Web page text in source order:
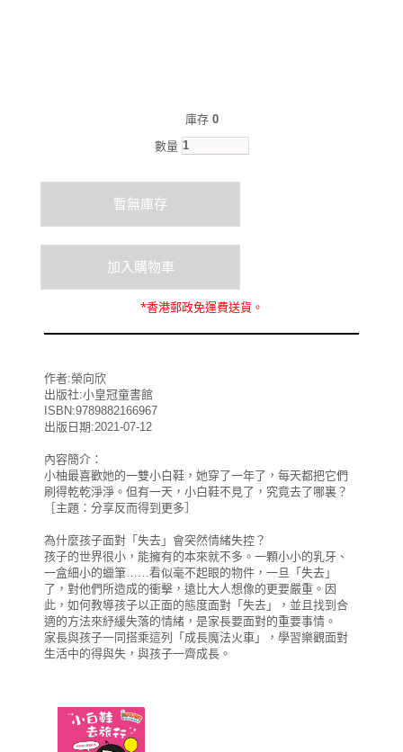
庫存 0
數量
*香港郵政免運費送貨。
作者:榮向欣
出版社:小皇冠童書館
ISBN:9789882166967
出版日期:2021-07-12
內容簡介：
小柚最喜歡她的一雙小白鞋，她穿了一年了，每天都把它們
刷得乾乾淨淨。但有一天，小白鞋不見了，究竟去了哪裏？
［主題：分享反而得到更多］
為什麼孩子面對「失去」會突然情緒失控？
孩子的世界很小，能擁有的本來就不多。一顆小小的乳牙、
一盒細小的蠟筆……看似毫不起眼的物件，一旦「失去」
了，對他們所造成的衝擊，遠比大人想像的更要嚴重。因
此，如何教導孩子以正面的態度面對「失去」，並且找到合
適的方法來紓緩失落的情緒，是家長要面對的重要事情。
家長與孩子一同搭乘這列「成長魔法火車」，學習樂觀面對
生活中的得與失，與孩子一齊成長。